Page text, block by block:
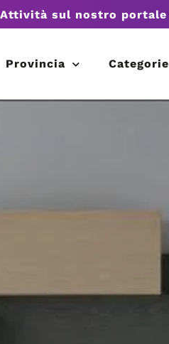
sul nostro portale
Provincia Categorie